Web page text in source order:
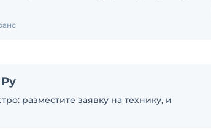
разместите заявку на технику, и